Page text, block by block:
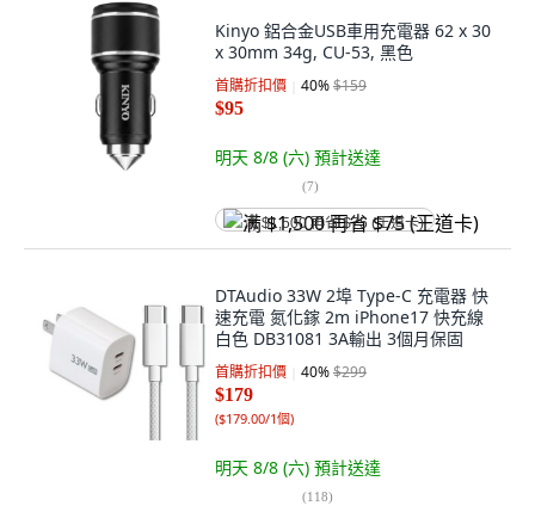
Kinyo 鋁合金USB車用充電器 62 x 30
x 30mm 34g, CU-53, 黑色
首購折扣價 40%$159
$95
明天 8/8 (六) 預計送達
(7)
满 $1,500 再省 $75 (王道卡)
DTAudio 33W 2埠 Type-C 充電器 快
速充電 氮化鎵 2m iPhone17 快充線
白色 DB31081 3A輸出 3個月保固
首購折扣價 40%$299
$179
($179.00/1個)
明天 8/8 (六) 預計送達
(118)